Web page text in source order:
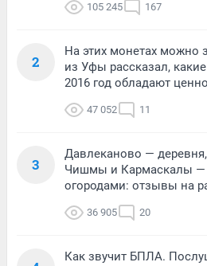
105 245 167
2
На этих монетах можно
из Уфы рассказал,
2016 год обладают
47 052 11
3
Давлеканово —
Чишмы и Кармаскалы —
огородами: отзывы на
36 905 20
Как звучит БПЛА.